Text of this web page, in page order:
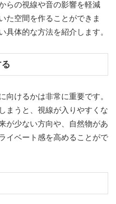
らの視線や音の影響を軽減
た空間を作ることができま
具体的な方法を紹介します。
向けるかは非常に重要です。
まうと、視線が入りやすくな
が少ない方向や、自然物があ
イベート感を高めることがで